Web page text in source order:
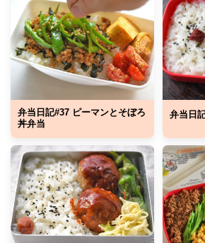
弁当日記#37 ピーマンとそぼろ
丼弁当
弁当日